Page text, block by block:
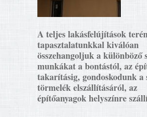
A teljes lakásfelújítások
tapasztalatunkkal kiválóan
összehangoljuk a különböző
munkákat a bontástól, az
takarításig, gondoskodunk a
törmelék elszállításáról, az
építőanyagok helyszínre